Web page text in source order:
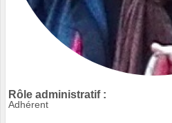
Rôle administratif :
Adhérent